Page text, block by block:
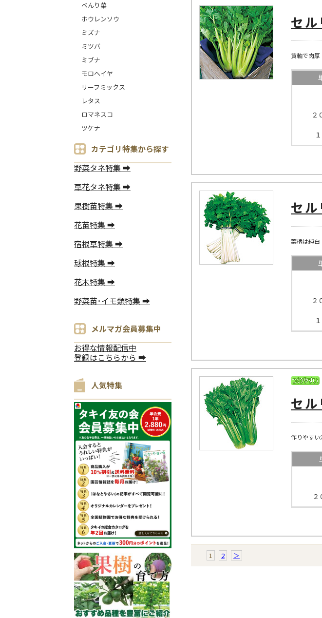
べんり菜
ホウレンソウ
ミズナ
ミツバ
ミブナ
モロヘイヤ
リーフミックス
レタス
ロマネスコ
ツケナ
カテゴリ特集から探す
野菜タネ特集 ➡
草花タネ特集 ➡
果樹苗特集 ➡
花苗特集 ➡
宿根草特集 ➡
球根特集 ➡
花木特集 ➡
野菜苗･イモ類特集 ➡
メルマガ会員募集中
お得な情報配信中
登録はこちらから ➡
人気特集
セ
黄軸で肉厚
２
セ
葉柄は純白
２
セ
作りやす
２
1 2 ＞